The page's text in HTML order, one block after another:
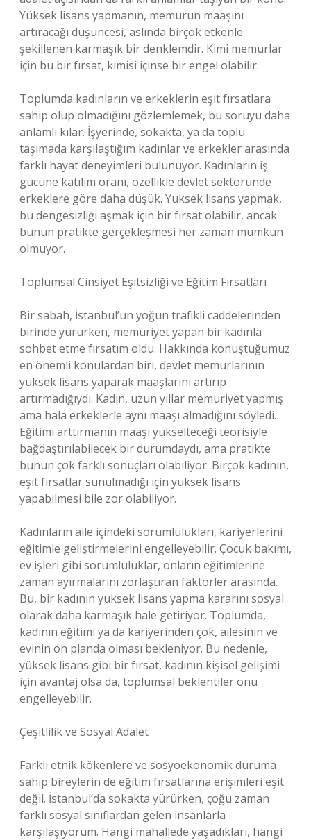
Yüksek lisans yapmanın, memurun maaşını
artıracağı düşüncesi, aslında birçok etkenle
şekillenen karmaşık bir denklemdir. Kimi memurlar
için bu bir fırsat, kimisi içinse bir engel olabilir.
Toplumda kadınların ve erkeklerin eşit fırsatlara
sahip olup olmadığını gözlemlemek, bu soruyu daha
anlamlı kılar. İşyerinde, sokakta, ya da toplu
taşımada karşılaştığım kadınlar ve erkekler arasında
farklı hayat deneyimleri bulunuyor. Kadınların iş
gücüne katılım oranı, özellikle devlet sektöründe
erkeklere göre daha düşük. Yüksek lisans yapmak,
bu dengesizliği aşmak için bir fırsat olabilir, ancak
bunun pratikte gerçekleşmesi her zaman mümkün
olmuyor.
Toplumsal Cinsiyet Eşitsizliği ve Eğitim Fırsatları
Bir sabah, İstanbul’un yoğun trafikli caddelerinden
birinde yürürken, memuriyet yapan bir kadınla
sohbet etme fırsatım oldu. Hakkında konuştuğumuz
en önemli konulardan biri, devlet memurlarının
yüksek lisans yaparak maaşlarını artırıp
artırmadığıydı. Kadın, uzun yıllar memuriyet yapmış
ama hala erkeklerle aynı maaşı almadığını söyledi.
Eğitimi arttırmanın maaşı yükselteceği teorisiyle
bağdaştırılabilecek bir durumdaydı, ama pratikte
bunun çok farklı sonuçları olabiliyor. Birçok kadının,
eşit fırsatlar sunulmadığı için yüksek lisans
yapabilmesi bile zor olabiliyor.
Kadınların aile içindeki sorumlulukları, kariyerlerini
eğitimle geliştirmelerini engelleyebilir. Çocuk bakımı,
ev işleri gibi sorumluluklar, onların eğitimlerine
zaman ayırmalarını zorlaştıran faktörler arasında.
Bu, bir kadının yüksek lisans yapma kararını sosyal
olarak daha karmaşık hale getiriyor. Toplumda,
kadının eğitimi ya da kariyerinden çok, ailesinin ve
evinin ön planda olması bekleniyor. Bu nedenle,
yüksek lisans gibi bir fırsat, kadının kişisel gelişimi
için avantaj olsa da, toplumsal beklentiler onu
engelleyebilir.
Çeşitlilik ve Sosyal Adalet
Farklı etnik kökenlere ve sosyoekonomik duruma
sahip bireylerin de eğitim fırsatlarına erişimleri eşit
değil. İstanbul’da sokakta yürürken, çoğu zaman
farklı sosyal sınıflardan gelen insanlarla
karşılaşıyorum. Hangi mahallede yaşadıkları, hangi